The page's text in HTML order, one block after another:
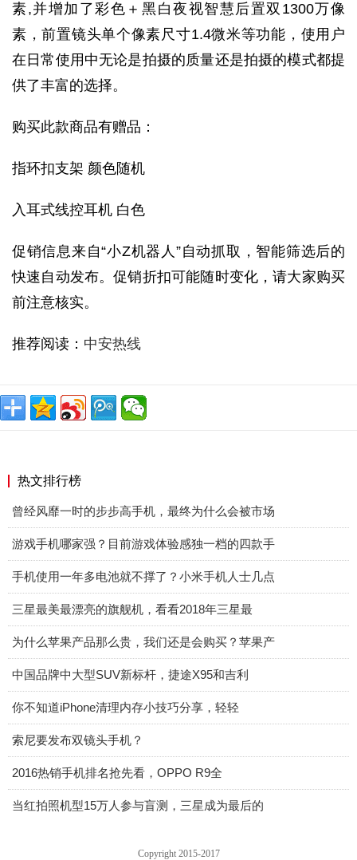
素,并增加了彩色＋黑白夜视智慧后置双1300万像
素，前置镜头单个像素尺寸1.4微米等功能，使用户
在日常使用中无论是拍摄的质量还是拍摄的模式都提
供了丰富的选择。
购买此款商品有赠品：
指环扣支架 颜色随机
入耳式线控耳机 白色
促销信息来自“小Z机器人”自动抓取，智能筛选后的
快速自动发布。促销折扣可能随时变化，请大家购买
前注意核实。
推荐阅读： 中安热线
热文排行榜
曾经风靡一时的步步高手机，最终为什么会被市场
游戏手机哪家强？目前游戏体验感独一档的四款手
手机使用一年多电池就不撑了？小米手机人士几点
三星最美最漂亮的旗舰机，看看2018年三星最
为什么苹果产品那么贵，我们还是会购买？苹果产
中国品牌中大型SUV新标杆，捷途X95和吉利
你不知道iPhone清理内存小技巧分享，轻轻
索尼要发布双镜头手机？
2016热销手机排名抢先看，OPPO R9全
当红拍照机型15万人参与盲测，三星成为最后的